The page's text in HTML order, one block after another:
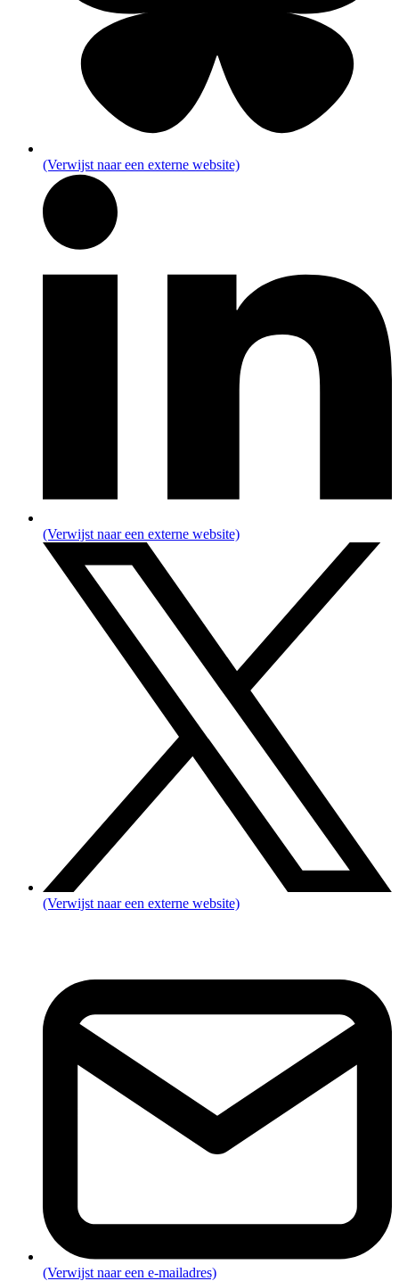
(Verwijst naar een externe website)
(Verwijst naar een externe website)
(Verwijst naar een externe website)
(Verwijst naar een e-mailadres)